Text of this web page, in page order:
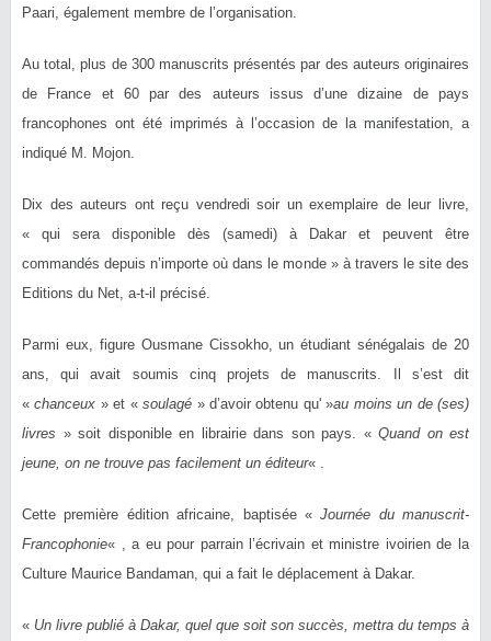
Paari, également membre de l’organisation.
Au total, plus de 300 manuscrits présentés par des auteurs originaires
de France et 60 par des auteurs issus d’une dizaine de pays
francophones ont été imprimés à l’occasion de la manifestation, a
indiqué M. Mojon.
Dix des auteurs ont reçu vendredi soir un exemplaire de leur livre,
« qui sera disponible dès (samedi) à Dakar et peuvent être
commandés depuis n’importe où dans le monde » à travers le site des
Editions du Net, a-t-il précisé.
Parmi eux, figure Ousmane Cissokho, un étudiant sénégalais de 20
ans, qui avait soumis cinq projets de manuscrits. Il s’est dit
«chanceux » et «soulagé » d’avoir obtenu qu' »au moins un de (ses)
livres » soit disponible en librairie dans son pays. « Quand on est
jeune, on ne trouve pas facilement un éditeur« .
Cette première édition africaine, baptisée «Journée du manuscrit-
Francophonie« , a eu pour parrain l’écrivain et ministre ivoirien de la
Culture Maurice Bandaman, qui a fait le déplacement à Dakar.
« Un livre publié à Dakar, quel que soit son succès, mettra du temps à